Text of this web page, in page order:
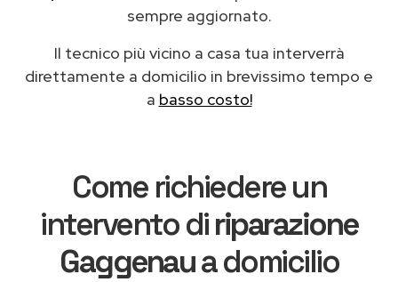
sempre aggiornato.
Il tecnico più vicino a casa tua interverrà
direttamente a domicilio in brevissimo tempo e
a basso costo!
Come richiedere un
intervento diriparazione
Gaggenaua domicilio